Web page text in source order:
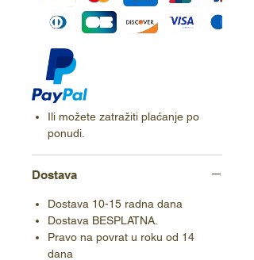
Ili možete zatražiti plaćanje po
ponudi.
Dostava
Dostava 10-15 radna dana
Dostava BESPLATNA.
Pravo na povrat u roku od 14
dana